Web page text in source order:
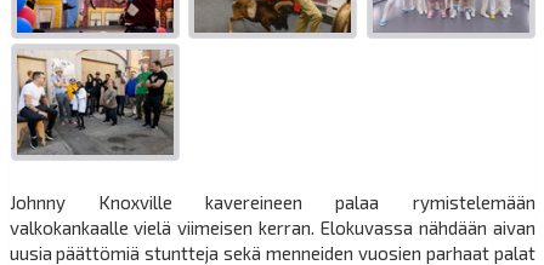
Johnny Knoxville kavereineen palaa rymistelemään
valkokankaalle vielä viimeisen kerran. Elokuvassa nähdään aivan
uusia päättömiä stuntteja sekä menneiden vuosien parhaat palat